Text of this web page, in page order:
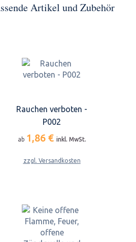
Artikel und Zubehör
Rauchen verboten -
P002
ab 1,86 € inkl. MwSt.
zzgl. Versandkosten